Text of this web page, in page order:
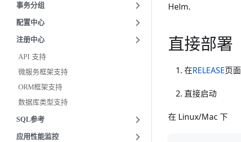
事务分组
配置中心
注册中心
API 支持
微服务框架支持
ORM框架支持
数据库类型支持
SQL参考
应用性能监控
Helm.
直接部署
在RELEASE页
直接启动
在 Linux/Mac 下